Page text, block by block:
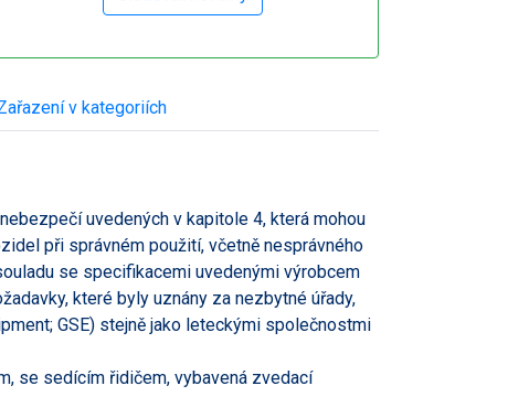
v kategoriích
uvedených v kapitole 4, která mohou
při správném použití, včetně nesprávného
se specifikacemi uvedenými výrobcem
které byly uznány za nezbytné úřady,
GSE) stejně jako leteckými společnostmi
se sedícím řidičem, vybavená zvedací